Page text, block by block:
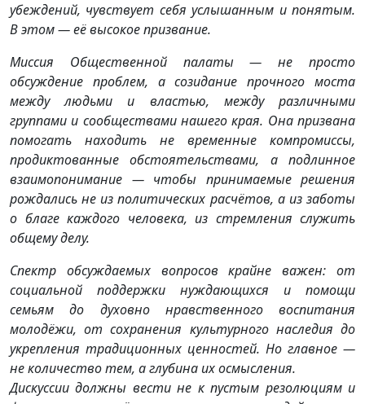
убеждений, чувствует себя услышанным и понятым.
В этом — её высокое призвание.
Миссия Общественной палаты — не просто
обсуждение проблем, а созидание прочного моста
между людьми и властью, между различными
группами и сообществами нашего края. Она призвана
помогать находить не временные компромиссы,
продиктованные обстоятельствами, а подлинное
взаимопонимание — чтобы принимаемые решения
рождались не из политических расчётов, а из заботы
о благе каждого человека, из стремления служить
общему делу.
Спектр обсуждаемых вопросов крайне важен: от
социальной поддержки нуждающихся и помощи
семьям до духовно нравственного воспитания
молодёжи, от сохранения культурного наследия до
укрепления традиционных ценностей. Но главное —
не количество тем, а глубина их осмысления.
Дискуссии должны вести не к пустым резолюциям и